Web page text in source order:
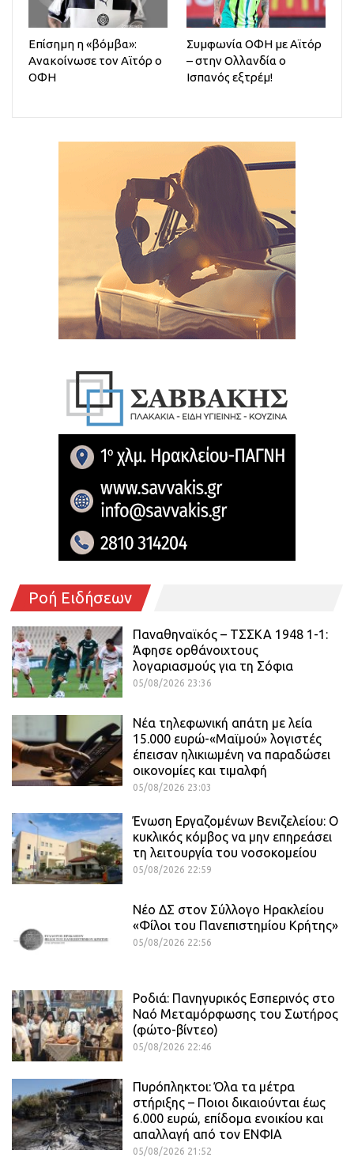
Επίσημη η «βόμβα»:
Ανακοίνωσε τον Αϊτόρ ο
ΟΦΗ
Συμφωνία ΟΦΗ με Αϊτόρ
– στην Ολλανδία ο
Ισπανός εξτρέμ!
Ροή Ειδήσεων
Παναθηναϊκός – ΤΣΣΚΑ 1948 1-1:
Άφησε ορθάνοιχτους
λογαριασμούς για τη Σόφια
05/08/2026 23:36
Νέα τηλεφωνική απάτη με λεία
15.000 ευρώ-«Μαϊμού» λογιστές
έπεισαν ηλικιωμένη να παραδώσει
οικονομίες και τιμαλφή
05/08/2026 23:03
Ένωση Εργαζομένων Βενιζελείου: Ο
κυκλικός κόμβος να μην επηρεάσει
τη λειτουργία του νοσοκομείου
05/08/2026 22:59
Νέο ΔΣ στον Σύλλογο Ηρακλείου
«Φίλοι του Πανεπιστημίου Κρήτης»
05/08/2026 22:56
Ροδιά: Πανηγυρικός Εσπερινός στο
Ναό Μεταμόρφωσης του Σωτήρος
(φώτο-βίντεο)
05/08/2026 22:46
Πυρόπληκτοι: Όλα τα μέτρα
στήριξης – Ποιοι δικαιούνται έως
6.000 ευρώ, επίδομα ενοικίου και
απαλλαγή από τον ΕΝΦΙΑ
05/08/2026 21:52